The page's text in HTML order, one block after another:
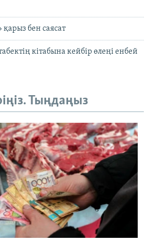
қарыз бен саясат
кітабына кейбір өлеңі енбей
Тыңдаңыз